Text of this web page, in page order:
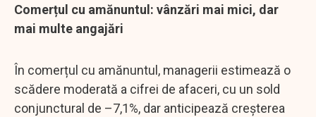
Comerțul cu amănuntul: vânzări mai mici, dar
mai multe angajări
În comerțul cu amănuntul, managerii estimează o
scădere moderată a cifrei de afaceri, cu un sold
conjunctural de –7,1%, dar anticipează creșterea